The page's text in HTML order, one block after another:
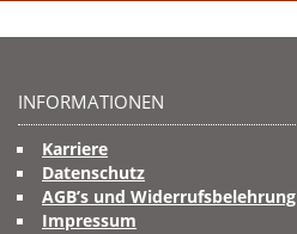
INFORMATIONEN
Karriere
Datenschutz
AGB’s und Widerrufsbelehrung
Impressum